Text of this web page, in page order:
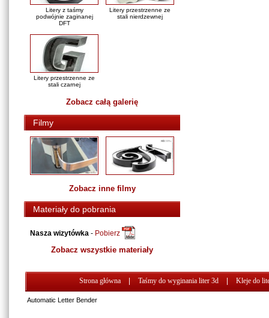
Litery z taśmy
podwójnie zaginanej
DFT
Litery przestrzenne ze
stali nierdzewnej
Litery przestrzenne ze
stali czarnej
Zobacz całą galerię
Filmy
Zobacz inne filmy
Materiały do pobrania
Nasza wizytówka - Pobierz
Zobacz wszystkie materiały
Strona główna Taśmy do wyginania liter 3d Kleje do
Automatic Letter Bender